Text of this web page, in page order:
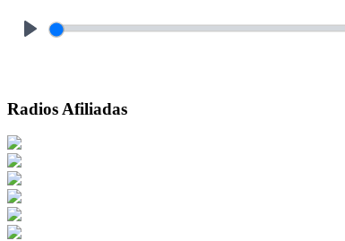
Radios Afiliadas